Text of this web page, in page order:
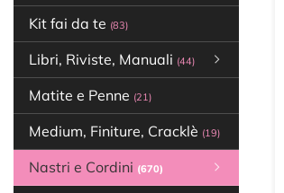
Kit fai da te (83)
Libri, Riviste, Manuali (44)
Matite e Penne (21)
Medium, Finiture, Cracklè (19)
Nastri e Cordini (670)